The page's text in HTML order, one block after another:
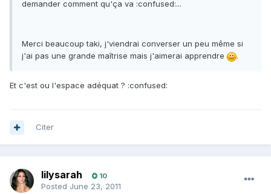
demander comment qu'ça va :confused:...
Merci beaucoup taki, j'viendrai converser un peu même si
j'ai pas une grande maîtrise mais j'aimerai apprendre
.
Et c'est ou l'espace adéquat ? :confused:
Citer
lilysarah 10
Posted June 23, 2011